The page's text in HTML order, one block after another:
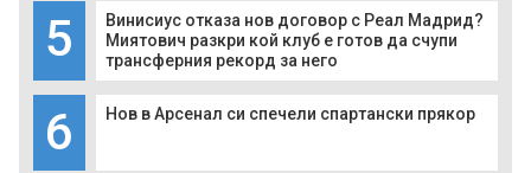
5
Винисиус отказа нов договор с Реал Мадрид?
Миятович разкри кой клуб е готов да счупи
трансферния рекорд за него
6 Нов в Арсенал си спечели спартански прякор